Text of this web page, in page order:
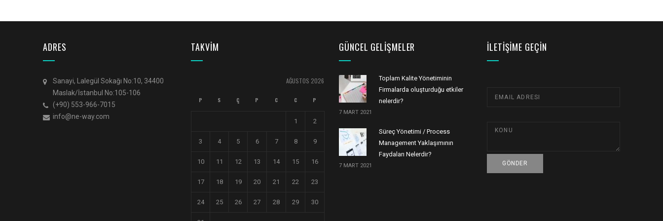
ADRES
Sanayi, Lalegül Sokağı No:10, 34400
Maslak/İstanbul No:105-106
(+90) 553-966-7015
info@ne-way.com
TAKVİM
AĞUSTOS 2026
P S Ç P C C P
1 2
3 4 5 6 7 8 9
10 11 12 13 14 15 16
17 18 19 20 21 22 23
24 25 26 27 28 29 30
GÜNCEL GELIŞMELER
Toplam Kalite Yönetiminin
Firmalarda oluşturduğu etkiler
nelerdir?
7 MART 2021
Süreç Yönetimi / Process
Management Yaklaşımının
Faydaları Nelerdir?
7 MART 2021
İLETIŞIME GEÇIN